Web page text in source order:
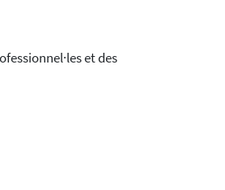
et des